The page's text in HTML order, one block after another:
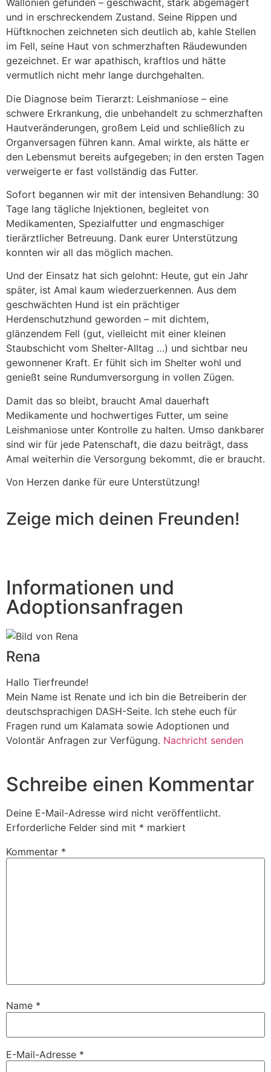
Wallonien gefunden – geschwächt, stark abgemagert
und in erschreckendem Zustand. Seine Rippen und
Hüftknochen zeichneten sich deutlich ab, kahle Stellen
im Fell, seine Haut von schmerzhaften Räudewunden
gezeichnet. Er war apathisch, kraftlos und hätte
vermutlich nicht mehr lange durchgehalten.
Die Diagnose beim Tierarzt: Leishmaniose – eine
schwere Erkrankung, die unbehandelt zu schmerzhaften
Hautveränderungen, großem Leid und schließlich zu
Organversagen führen kann. Amal wirkte, als hätte er
den Lebensmut bereits aufgegeben; in den ersten Tagen
verweigerte er fast vollständig das Futter.
Sofort begannen wir mit der intensiven Behandlung: 30
Tage lang tägliche Injektionen, begleitet von
Medikamenten, Spezialfutter und engmaschiger
tierärztlicher Betreuung. Dank eurer Unterstützung
konnten wir all das möglich machen.
Und der Einsatz hat sich gelohnt: Heute, gut ein Jahr
später, ist Amal kaum wiederzuerkennen. Aus dem
geschwächten Hund ist ein prächtiger
Herdenschutzhund geworden – mit dichtem,
glänzendem Fell (gut, vielleicht mit einer kleinen
Staubschicht vom Shelter-Alltag …) und sichtbar neu
gewonnener Kraft. Er fühlt sich im Shelter wohl und
genießt seine Rundumversorgung in vollen Zügen.
Damit das so bleibt, braucht Amal dauerhaft
Medikamente und hochwertiges Futter, um seine
Leishmaniose unter Kontrolle zu halten. Umso dankbarer
sind wir für jede Patenschaft, die dazu beiträgt, dass
Amal weiterhin die Versorgung bekommt, die er braucht.
Von Herzen danke für eure Unterstützung!
Zeige mich deinen Freunden!
Informationen und
Adoptionsanfragen
Rena
Hallo Tierfreunde!
Mein Name ist Renate und ich bin die Betreiberin der
deutschsprachigen DASH-Seite. Ich stehe euch für
Fragen rund um Kalamata sowie Adoptionen und
Volontär Anfragen zur Verfügung. Nachricht senden
Schreibe einen Kommentar
Deine E-Mail-Adresse wird nicht veröffentlicht.
Erforderliche Felder sind mit * markiert
Kommentar *
Name *
E-Mail-Adresse *